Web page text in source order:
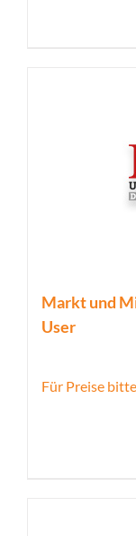
Markt und
User
Für Preise